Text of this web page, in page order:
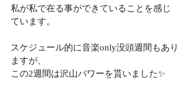
私が私で在る事ができていることを感じ
ています。
スケジュール的に音楽only没頭週間もあり
ますが、
この2週間は沢山パワーを貰いました✨